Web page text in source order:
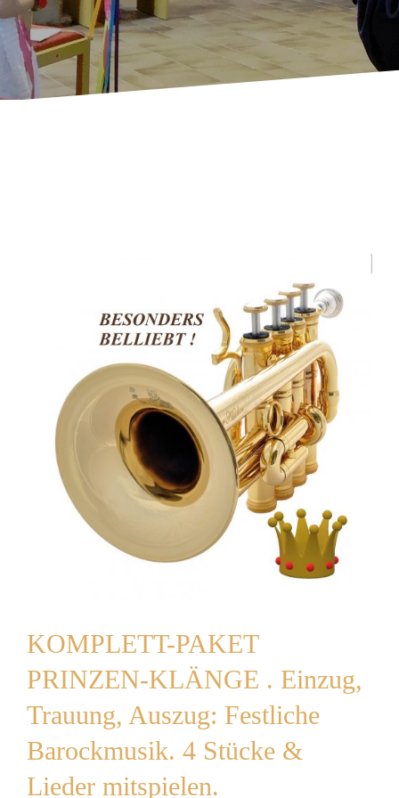
KOMPLETT-PAKET
PRINZEN-KLÄNGE . Einzug,
Trauung, Auszug: Festliche
Barockmusik. 4 Stücke &
Lieder mitspielen.